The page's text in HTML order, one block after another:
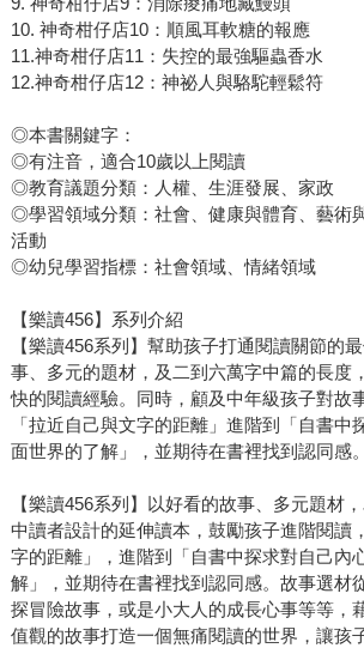
10. 神奇柑仔店10：順風耳軟糖的報應
11.神奇柑仔店11：失控的最強驅蟲香水
12.神奇柑仔店12：神祕人與駱駝輕鬆符
◎本書關鍵字：
◎有注音，適合10歲以上閱讀
◎教育議題分類：人權、生涯發展、家政
◎學習領域分類：社會、健康與體育、藝術
活動
◎幼兒學習指標：社會領域、情緒領域
【樂讀456】系列介紹
【樂讀456系列】幫助孩子打通閱讀關節的
事、多元的題材，及二到六萬字中篇的長度
快的閱讀經驗。同時，顧及中年級孩子對故
「拉近自己與文字的距離」進階到「自書中
面世界的了解」，並期待在書裡找到認同感。
【樂讀456系列】以好看的故事、多元題材
中讀者設計的延伸讀本，鼓勵孩子進階閱讀
字的距離」，進階到「自書中探求對自己內
解」，並期待在書裡找到認同感。故事選材
探冒險故事，或是小大人的成長心事等等，
值觀的故事打造一個無痛閱讀的世界，讓孩